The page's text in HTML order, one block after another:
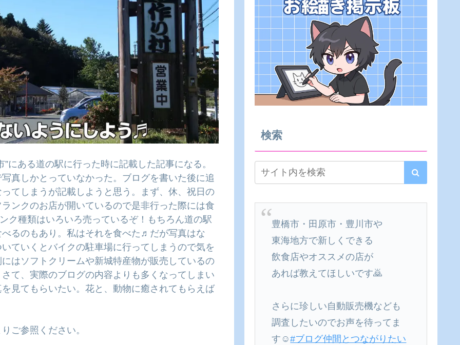
にある道の駅に行った時に記載した記事になる。
真しかとっていなかった。ブログを書いた後に追
てしまうが記載しようと思う。まず、休、祝日の
ンクのお店が開いているので是非行った際には食
ク種類はいろいろ売っているぞ！もちろん道の駅
るのもあり。私はそれを食べた♬だが写真はな
ていくとバイクの駐車場に行ってしまうので気を
はソフトクリームや新城特産物が販売しているの
て、実際のブログの内容よりも多くなってしまい
見てもらいたい。花と、動物に癒されてもらえば
ご参照ください。
検索
豊橋市・田原市・豊川市や
東海地方で新しくできる
飲食店やオススメの店が
あれば教えてほしいです🙇
さらに珍しい自動販売機なども
調査したいのでお声を待ってま
す☺#ブログ仲間とつながりたい